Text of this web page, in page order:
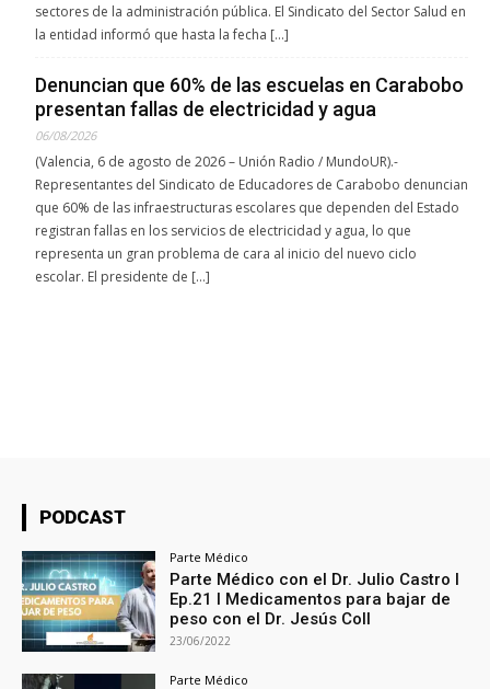
sectores de la administración pública. El Sindicato del Sector Salud en
la entidad informó que hasta la fecha […]
Denuncian que 60% de las escuelas en Carabobo
presentan fallas de electricidad y agua
06/08/2026
(Valencia, 6 de agosto de 2026 – Unión Radio / MundoUR).-
Representantes del Sindicato de Educadores de Carabobo denuncian
que 60% de las infraestructuras escolares que dependen del Estado
registran fallas en los servicios de electricidad y agua, lo que
representa un gran problema de cara al inicio del nuevo ciclo
escolar. El presidente de […]
PODCAST
Parte Médico
Parte Médico con el Dr. Julio Castro l
Ep.21 l Medicamentos para bajar de
peso con el Dr. Jesús Coll
23/06/2022
Parte Médico